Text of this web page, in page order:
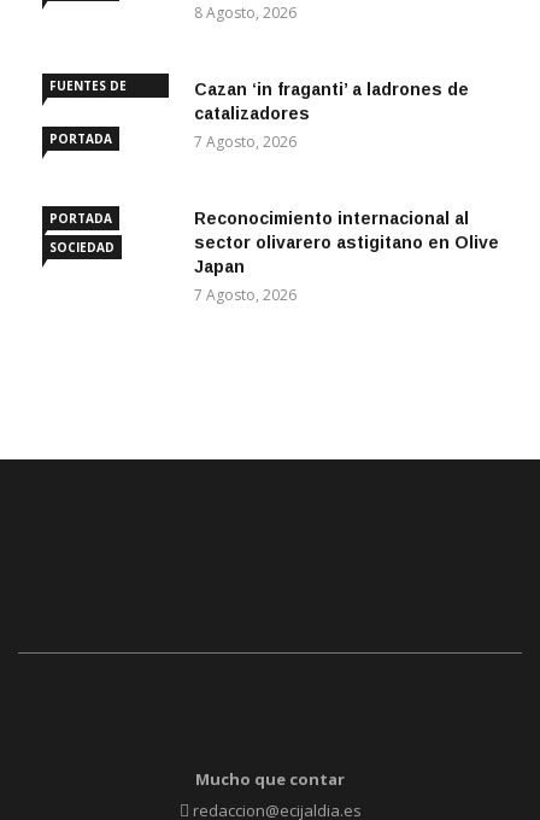
8 Agosto, 2026
FUENTES DE
PORTADA
Cazan ‘in fraganti’ a ladrones de
catalizadores
7 Agosto, 2026
PORTADA
SOCIEDAD
Reconocimiento internacional al
sector olivarero astigitano en Olive
Japan
7 Agosto, 2026
Mucho que contar
redaccion@ecijaldia.es